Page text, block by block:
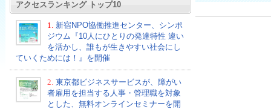
アクセスランキング トップ10
1.
新宿NPO協働推進センター、シンポ
ジウム『10人にひとりの発達特性 違い
を活かし、誰もが生きやすい社会にし
ていくためには！』を開催
2. 東京都ビジネスサービスが、障がい
者雇用を担当する人事・管理職を対象
とした、無料オンラインセミナーを開